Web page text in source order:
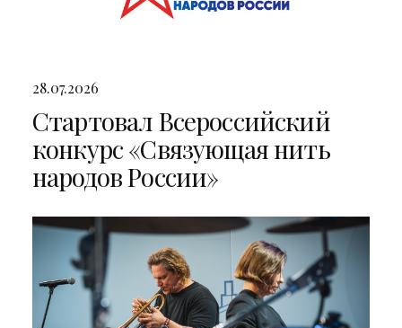
28.07.2026
Стартовал Всероссийский
конкурс «Связующая нить
народов России»